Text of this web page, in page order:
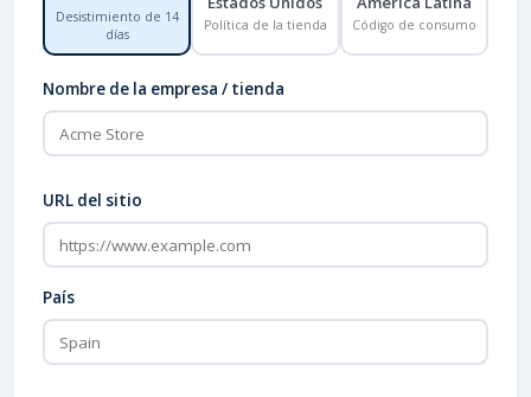
Desistimiento de 14
días
Política de la tienda Código de consumo
Nombre de la empresa / tienda
URL del sitio
País